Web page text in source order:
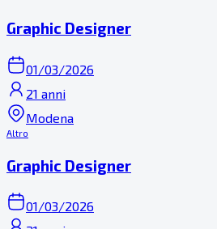
Graphic Designer
01/03/2026
21 anni
Modena
Altro
Graphic Designer
01/03/2026